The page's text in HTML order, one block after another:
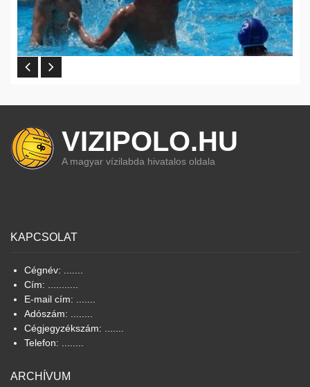
VIZIPOLO.HU
A magyar vízilabda hivatalos oldala
KAPCSOLAT
Cégnév: .......
Cím: ...........
E-mail cím: .......
Adószám: ........
Cégjegyzékszám: .......
Telefon: ........
ARCHÍVUM